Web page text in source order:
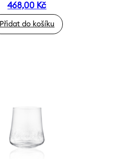
468,00 Kč
Přidat do košíku